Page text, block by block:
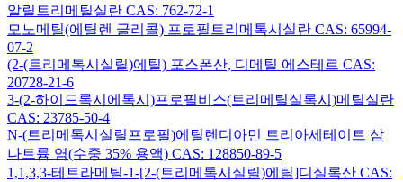
알릴트리메틸실란 CAS: 762-72-1
모노메틸(에틸렌 글리콜) 프로필트리메톡시실란 CAS: 65994-
07-2
(2-(트리메톡시실릴)에틸) 포스폰산, 디메틸 에스테르 CAS:
20728-21-6
3-(2-하이드록시에톡시)프로필비스(트리메틸실록시)메틸실란
CAS: 23785-50-4
N-(트리메톡시실릴프로필)에틸렌디아민 트리아세테이트 삼
나트륨 염(수중 35% 용액) CAS: 128850-89-5
1,1,3,3-테트라메틸-1-[2-(트리메톡시실릴)에틸]디실록산 CAS: